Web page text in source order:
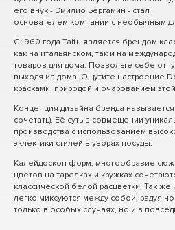
его внук - Эмилио Бергамин - стал
основателем компании с необычным
С 1960 года Taitu является брендом
как на итальянском, так и на
товаров для дома. Позвольте себе
выходя из дома! Ощутите настроение
красками, природой и очарованием
Концепция дизайна бренда
сочетать). Её суть в совмещении
производства с использованием
эклектики стилей в узорах посуды.
Калейдоскоп форм, многообразие
цветов на тарелках и кружках
классической белой расцветки. Так же
легко миксуются между собой, радуя
только в особых случаях, но и в